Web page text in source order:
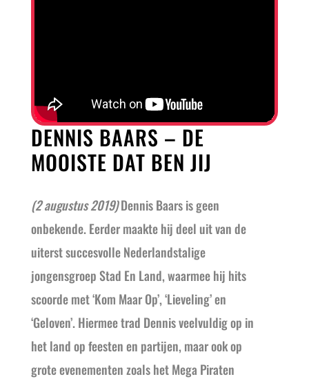
DENNIS BAARS – DE
MOOISTE DAT BEN JIJ
(2 augustus 2019)Dennis Baars is geen
onbekende. Eerder maakte hij deel uit van de
uiterst succesvolle Nederlandstalige
jongensgroep Stad En Land, waarmee hij hits
scoorde met ‘Kom Maar Op’, ‘Lieveling’ en
‘Geloven’. Hiermee trad Dennis veelvuldig op in
het land op feesten en partijen, maar ook op
grote evenementen zoals het Mega Piraten